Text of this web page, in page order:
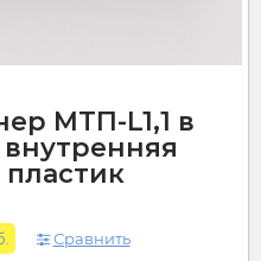
МТП-L1,1 в
пластик
Сравнить